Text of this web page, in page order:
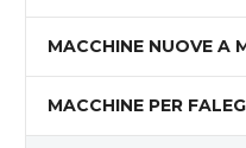
MACCHINE NUOVE A
MACCHINE PER